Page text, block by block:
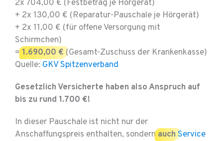
2x 704,00 € (Festbetrag je Hörgerät)
+ 2x 130,00 € (Reparatur-Pauschale je Hörgerät)
+ 2x 11,00 € (für offene Versorgung mit
Schirmchen)
= 1.690,00 € (Gesamt-Zuschuss der Krankenkasse)
Quelle: GKV Spitzenverband
Gesetzlich Versicherte haben also Anspruch auf
bis zu rund 1.700 €!
In dieser Pauschale ist nicht nur der
Anschaffungspreis enthalten, sondern auch Service